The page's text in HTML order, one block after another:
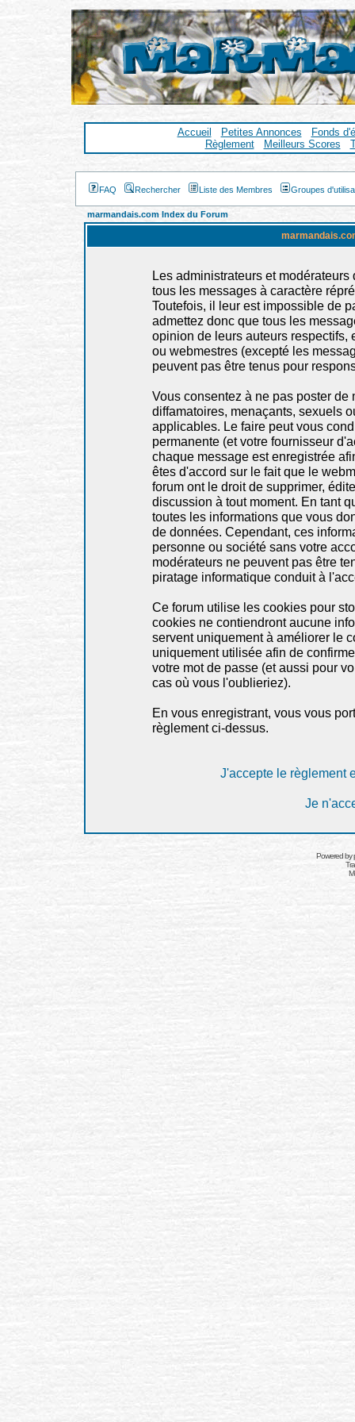
Accueil Petites Annonces
Fonds
Règlement
Meilleurs Scores
FAQ Rechercher Liste des Membres Groupes
marmandais.com Index du Forum
Les administrateurs et
tous les messages à caractère
Toutefois, il leur est impossible de
admettez donc que tous les
opinion de leurs auteurs respectifs,
ou webmestres (excepté les
peuvent pas être tenus pour
Vous consentez à ne pas poster
diffamatoires, menaçants, sexuels
applicables. Le faire peut vous
permanente (et votre fournisseur
chaque message est enregistrée
êtes d'accord sur le fait que le
forum ont le droit de supprimer,
discussion à tout moment. En tant
toutes les informations que vous
de données. Cependant, ces
personne ou société sans votre
modérateurs ne peuvent pas être
piratage informatique conduit à
Ce forum utilise les cookies pour
cookies ne contiendront aucune
servent uniquement à améliorer le
uniquement utilisée afin de
votre mot de passe (et aussi pour
cas où vous l'oublieriez).
En vous enregistrant, vous vous
règlement ci-dessus.
J'accepte le règlement
Je
Powered by